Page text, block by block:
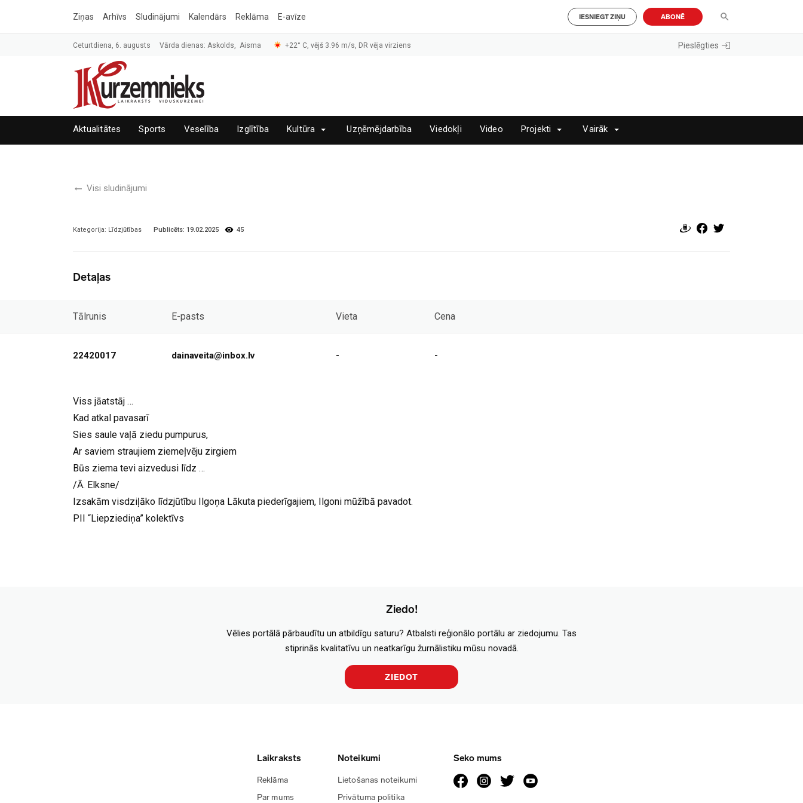
Ziņas Arhīvs Sludinājumi Kalendārs Reklāma E-avīze IESNIEGT ZIŅU ABONĒ
Ceturtdiena, 6. augusts Vārda dienas: Askolds, Aisma +22° C, vējš 3.96 m/s, DR vēja virziens Pieslēgties
Aktualitātes Sports Veselība Izglītība Kultūra Uzņēmējdarbība Viedokļi Video Projekti Vairāk
Visi sludinājumi
Kategorija: Līdzjūtības Publicēts: 19.02.2025 45
Detaļas
Tālrunis E-pasts Vieta Cena
22420017 dainaveita@inbox.lv - -
Viss jāatstāj …
Kad atkal pavasarī
Sies saule vaļā ziedu pumpurus,
Ar saviem straujiem ziemeļvēju zirgiem
Būs ziema tevi aizvedusi līdz …
/Ā. Elksne/
Izsakām visdziļāko līdzjūtību Ilgoņa Lākuta piederīgajiem, Ilgoni mūžībā pavadot.
PII “Liepziediņa” kolektīvs
Ziedo!
Vēlies portālā pārbaudītu un atbildīgu saturu? Atbalsti reģionālo portālu ar ziedojumu. Tas
stiprinās kvalitatīvu un neatkarīgu žurnālistiku mūsu novadā.
ZIEDOT
Laikraksts
Reklāma
Par mums
Noteikumi
Lietošanas noteikumi
Privātuma politika
Seko mums